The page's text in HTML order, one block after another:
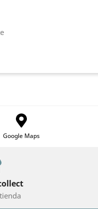
Google Maps